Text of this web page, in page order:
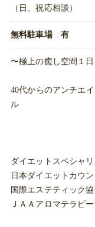
（日、祝応相談）
無料駐車場 有
〜極上の癒し空間１
40代からのアンチエ
ル
ダイエットスペシャ
日本ダイエットカウ
国際エステティック
ＪＡＡアロマテラピ